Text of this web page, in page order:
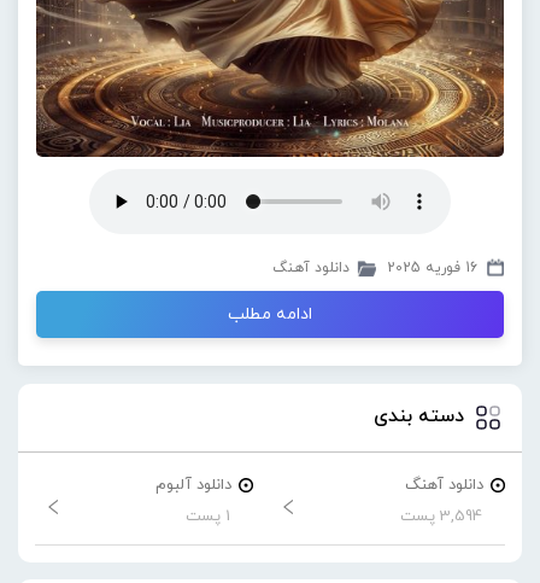
16 فوریه 2025 دانلود آهنگ
ادامه مطلب
دسته بندی
دانلود آهنگ
3,594 پست
دانلود آلبوم
1 پست